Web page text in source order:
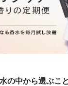
の中から選ぶこ